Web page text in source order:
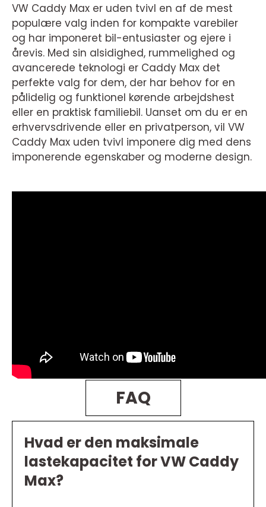
VW Caddy Max er uden tvivl en af de mest
populære valg inden for kompakte varebiler
og har imponeret bil-entusiaster og ejere i
årevis. Med sin alsidighed, rummelighed og
avancerede teknologi er Caddy Max det
perfekte valg for dem, der har behov for en
pålidelig og funktionel kørende arbejdshest
eller en praktisk familiebil. Uanset om du er en
erhvervsdrivende eller en privatperson, vil VW
Caddy Max uden tvivl imponere dig med dens
imponerende egenskaber og moderne design.
FAQ
Hvad er den maksimale
lastekapacitet for VW Caddy
Max?